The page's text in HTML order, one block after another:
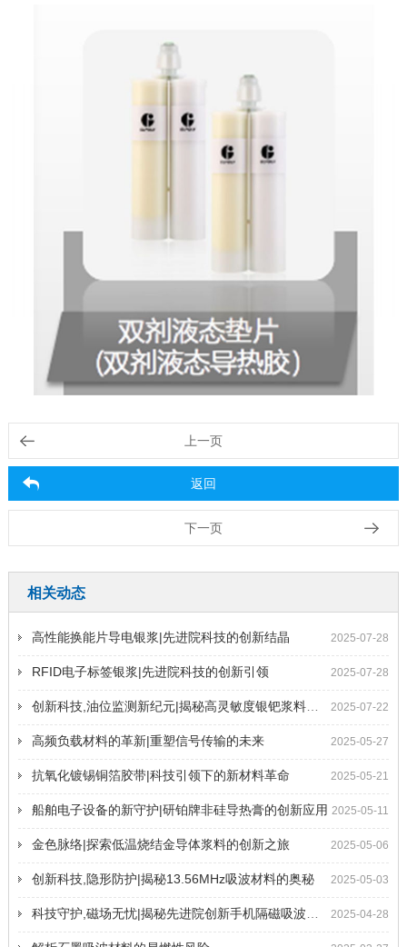
上一页
返回
下一页
相关动态
2025-07-28
高性能换能片导电银浆|先进院科技的创新结晶
2025-07-28
RFID电子标签银浆|先进院科技的创新引领
2025-07-22
创新科技,油位监测新纪元|揭秘高灵敏度银钯浆料的奥秘
2025-05-27
高频负载材料的革新|重塑信号传输的未来
2025-05-21
抗氧化镀锡铜箔胶带|科技引领下的新材料革命
2025-05-11
船舶电子设备的新守护|研铂牌非硅导热膏的创新应用
2025-05-06
金色脉络|探索低温烧结金导体浆料的创新之旅
2025-05-03
创新科技,隐形防护|揭秘13.56MHz吸波材料的奥秘
2025-04-28
科技守护,磁场无忧|揭秘先进院创新手机隔磁吸波贴片